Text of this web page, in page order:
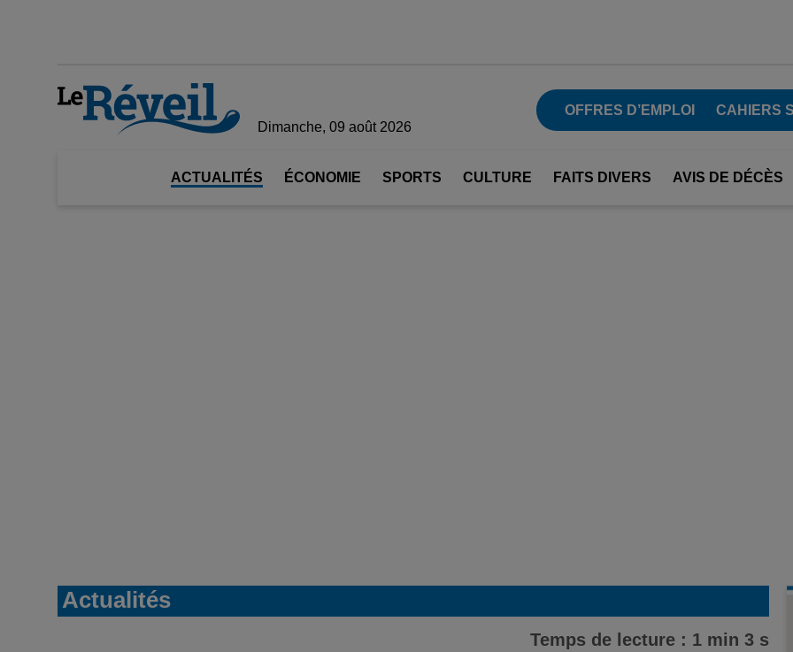
Dimanche, 09 août 2026
OFFRES D’EMPLOI CAHIERS
ACTUALITÉS ÉCONOMIE SPORTS CULTURE FAITS DIVERS AVIS DE DÉCÈS
Actualités
Temps de lecture : 1 min 3 s